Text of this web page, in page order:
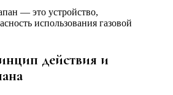
— это устройство,
использования газовой
действия и